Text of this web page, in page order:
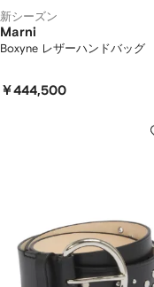
新シーズン
Marni
Boxyne レザーハンドバッグ
￥444,500